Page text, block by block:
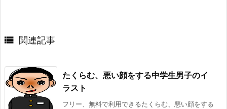
 関連記事
たくらむ、悪い顔をする中学生男子のイ
ラスト
フリー、無料で利用できるたくらむ、悪い顔をする